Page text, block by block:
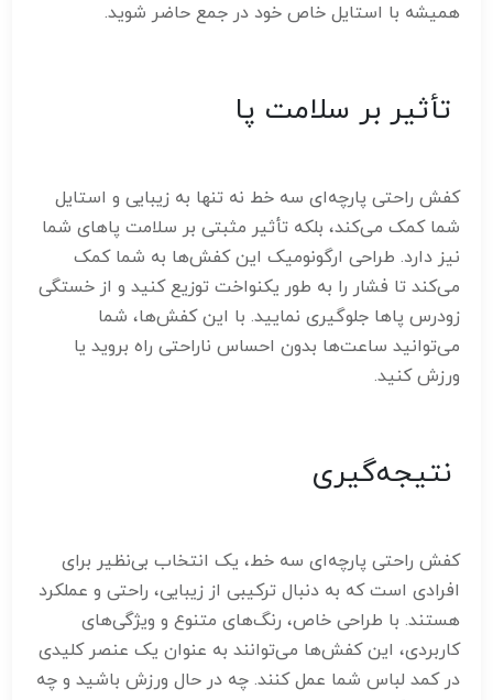
همیشه با استایل خاص خود در جمع حاضر شوید.
تأثیر بر سلامت پا
کفش راحتی پارچه‌ای سه خط نه تنها به زیبایی و استایل
شما کمک می‌کند، بلکه تأثیر مثبتی بر سلامت پاهای شما
نیز دارد. طراحی ارگونومیک این کفش‌ها به شما کمک
می‌کند تا فشار را به طور یکنواخت توزیع کنید و از خستگی
زودرس پاها جلوگیری نمایید. با این کفش‌ها، شما
می‌توانید ساعت‌ها بدون احساس ناراحتی راه بروید یا
ورزش کنید.
نتیجه‌گیری
کفش راحتی پارچه‌ای سه خط، یک انتخاب بی‌نظیر برای
افرادی است که به دنبال ترکیبی از زیبایی، راحتی و عملکرد
هستند. با طراحی خاص، رنگ‌های متنوع و ویژگی‌های
کاربردی، این کفش‌ها می‌توانند به عنوان یک عنصر کلیدی
در کمد لباس شما عمل کنند. چه در حال ورزش باشید و چه